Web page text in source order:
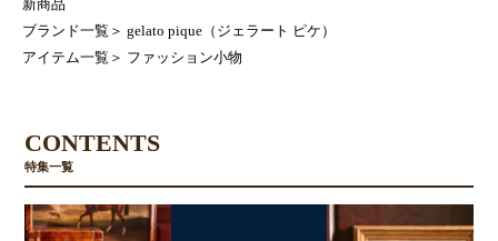
新商品
ブランド一覧 ＞ gelato pique（ジェラート ピケ）
アイテム一覧 ＞ ファッション小物
CONTENTS
特集一覧